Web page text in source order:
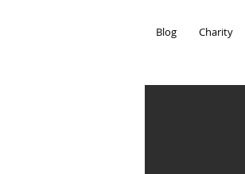
Blog Charity